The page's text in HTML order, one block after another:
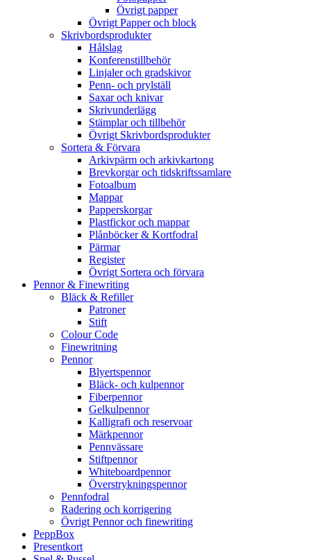
Övrigt papper
Övrigt Papper och block
Skrivbordsprodukter
Hålslag
Konferenstillbehör
Linjaler och gradskivor
Penn- och prylställ
Saxar och knivar
Skrivunderlägg
Stämplar och tillbehör
Övrigt Skrivbordsprodukter
Sortera & Förvara
Arkivpärm och arkivkartong
Brevkorgar och tidskriftssamlare
Fotoalbum
Mappar
Papperskorgar
Plastfickor och mappar
Plånböcker & Kortfodral
Pärmar
Register
Övrigt Sortera och förvara
Pennor & Finewriting
Bläck & Refiller
Patroner
Stift
Colour Code
Finewritning
Pennor
Blyertspennor
Bläck- och kulpennor
Fiberpennor
Gelkulpennor
Kalligrafi och reservoar
Märkpennor
Pennvässare
Stiftpennor
Whiteboardpennor
Överstrykningspennor
Pennfodral
Radering och korrigering
Övrigt Pennor och finewriting
PeppBox
Presentkort